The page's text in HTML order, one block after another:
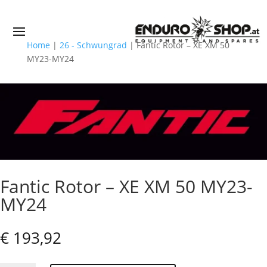
Home | 26 - Schwungrad |Fantic Rotor – XE XM 50
MY23-MY24
Fantic Rotor – XE XM 50 MY23-
MY24
€ 193,92